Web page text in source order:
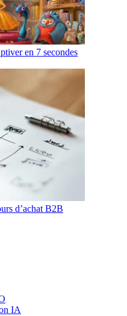
en 7 secondes
d’achat B2B
IA